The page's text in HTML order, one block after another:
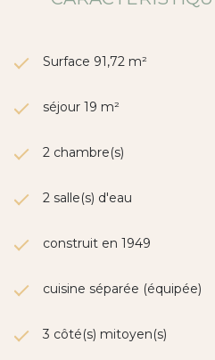
Les informations sur les risques
Surface 91,72 m²
séjour 19 m²
2 chambre(s)
2 salle(s) d'eau
construit en 1949
cuisine séparée (équipée)
3 côté(s) mitoyen(s)